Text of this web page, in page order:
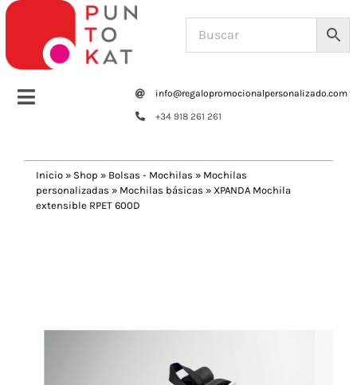
Saltar
contenido
Toggle
Tazas y botellas
info@regalopromocionalpersonalizado.com
+34 918 261 261
Inicio » Shop » Bolsas - Mochilas » Mochilas
personalizadas » Mochilas básicas » XPANDA Mochila
extensible RPET 600D